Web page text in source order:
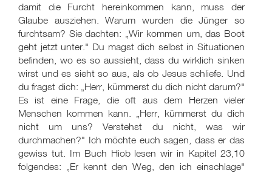
damit die Furcht hereinkommen kann, muss der
Glaube ausziehen. Warum wurden die Jünger so
furchtsam? Sie dachten: „Wir kommen um, das Boot
geht jetzt unter." Du magst dich selbst in Situationen
befinden, wo es so aussieht, dass du wirklich sinken
wirst und es sieht so aus, als ob Jesus schliefe. Und
du fragst dich: „Herr, kümmerst du dich nicht darum?"
Es ist eine Frage, die oft aus dem Herzen vieler
Menschen kommen kann. „Herr, kümmerst du dich
nicht um uns? Verstehst du nicht, was wir
durchmachen?" Ich möchte euch sagen, dass er das
gewiss tut. Im Buch Hiob lesen wir in Kapitel 23,10
folgendes: „Er kennt den Weg, den ich einschlage"